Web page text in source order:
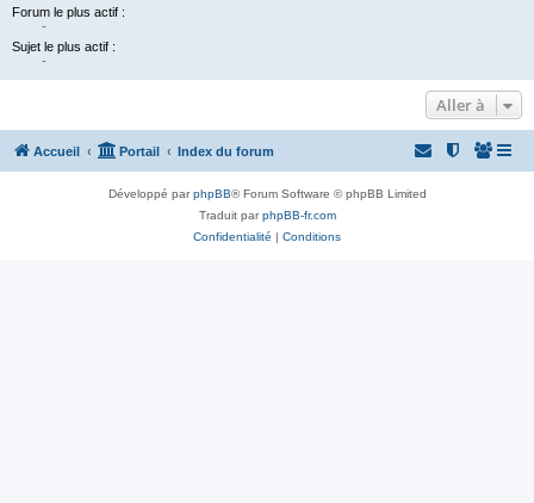
Forum le plus actif :
-
Sujet le plus actif :
-
Aller à
Accueil Portail Index du forum
Développé parphpBB® Forum Software © phpBB Limited
Traduit parphpBB-fr.com
Confidentialité | Conditions